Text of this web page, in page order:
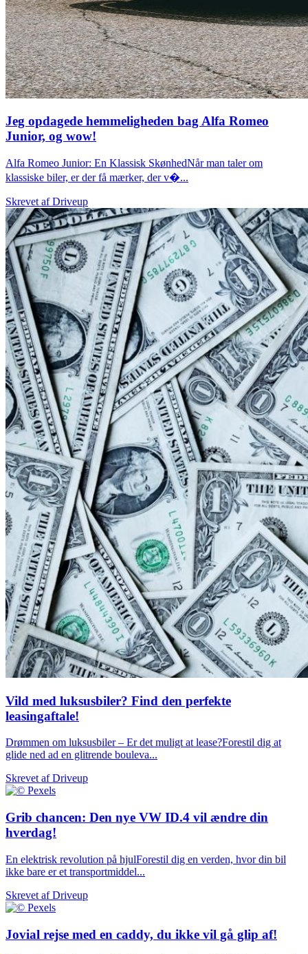
Jeg opdagede hemmeligheden bag Alfa Romeo
Junior, og wow!
Alfa Romeo Junior: En Klassisk SkønhedNår man taler om
klassiske biler, er der få mærker, der v�...
Skrevet afDriveup
Vild med luksusbiler? Find den perfekte
leasingaftale!
Drømmen om luksusbiler – Er det muligt at lease?Forestil dig at
glide ned ad en glitrende bouleva...
Skrevet afDriveup
Grib chancen: Den nye VW ID.4 vil ændre din
hverdag!
En elektrisk revolution på hjulForestil dig en verden, hvor din bil
ikke bare er et transportmiddel...
Skrevet afDriveup
Jovial rejse med en caddy, du ikke vil gå glip af!